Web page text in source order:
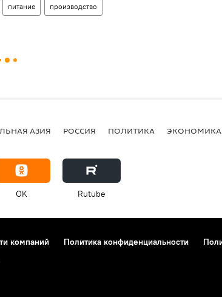
питание производство
АЗИЯ РОССИЯ ПОЛИТИКА ЭКОНОМИКА
OK Rutube
компаний Политика конфиденциальности